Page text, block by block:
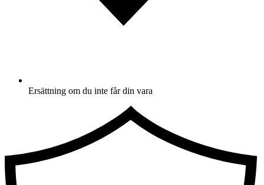
Ersättning om du inte får din vara